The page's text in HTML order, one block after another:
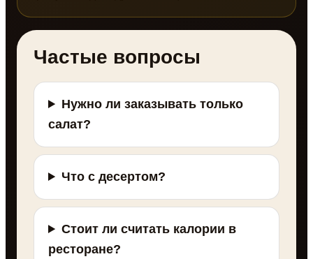
Частые вопросы
Нужно ли заказывать только
салат?
Что с десертом?
Стоит ли считать калории в
ресторане?